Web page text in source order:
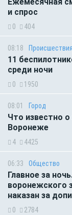
и спрос
0 404
08:18 Происшествия
11
среди ночи
0 1950
08:01 Город
Что известно
Воронеже
4 4425
06:33 Общество
Главное за
воронежского
наказан за
0 2784